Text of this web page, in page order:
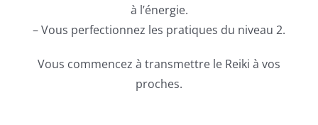
à l’énergie.
– Vous perfectionnez les pratiques du niveau 2.
Vous commencez à transmettre le Reiki à vos
proches.